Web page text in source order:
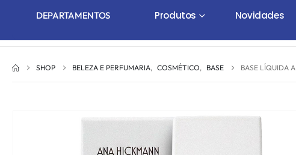
DEPARTAMENTOS Produtos Novidades
SHOP BELEZA E PERFUMARIA, COSMÉTICO, BASE BASE LÍQUIDA